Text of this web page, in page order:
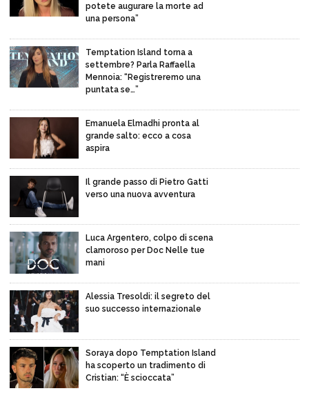
potete augurare la morte ad
una persona”
Temptation Island torna a
settembre? Parla Raffaella
Mennoia: “Registreremo una
puntata se…”
Emanuela Elmadhi pronta al
grande salto: ecco a cosa
aspira
Il grande passo di Pietro Gatti
verso una nuova avventura
Luca Argentero, colpo di scena
clamoroso per Doc Nelle tue
mani
Alessia Tresoldi: il segreto del
suo successo internazionale
Soraya dopo Temptation Island
ha scoperto un tradimento di
Cristian: “È scioccata”